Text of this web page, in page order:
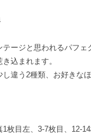
ージと思われるパフェ
込まれます。
し違う2種類、お好きな
枚目左、3-7枚目、12-14